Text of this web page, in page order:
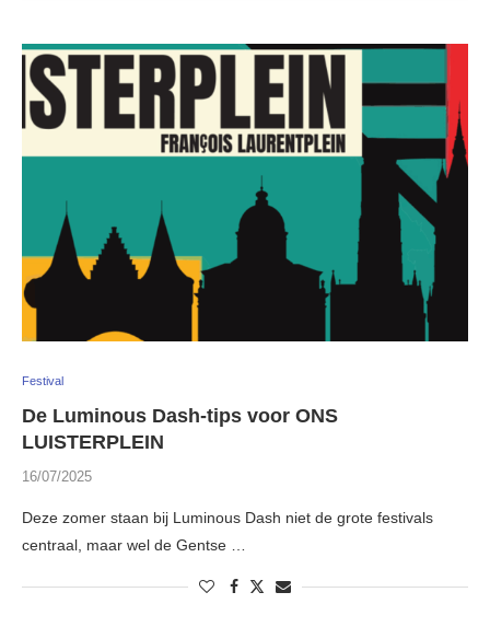
Festival
De Luminous Dash-tips voor ONS
LUISTERPLEIN
16/07/2025
Deze zomer staan bij Luminous Dash niet de grote festivals
centraal, maar wel de Gentse …